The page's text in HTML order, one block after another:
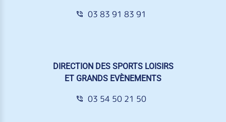
03 83 91 83 91
DIRECTION DES SPORTS LOISIRS
ET GRANDS EVÈNEMENTS
03 54 50 21 50